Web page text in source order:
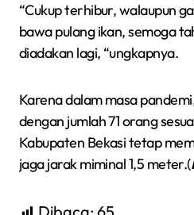
“Cukup terhibur, walaupun
bawa pulang ikan, semoga
diadakan lagi, “ungkapnya.
Karena dalam masa
dengan jumlah 71 orang
Kabupaten Bekasi tetap
jaga jarak miminal 1,5 meter.(